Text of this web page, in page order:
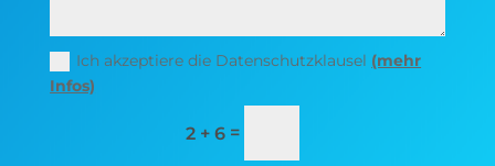
Ich akzeptiere die Datenschutzklausel (mehr
Infos)
2 + 6 =